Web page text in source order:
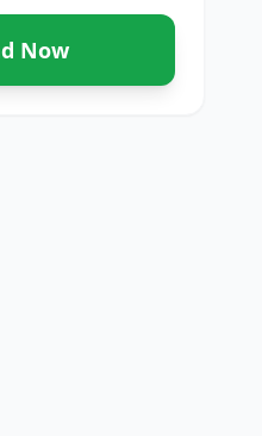
Now